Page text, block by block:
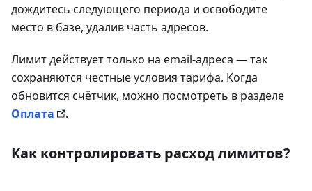
дождитесь следующего периода и освободите
место в базе, удалив часть адресов.
Лимит действует только на email-адреса — так
сохраняются честные условия тарифа. Когда
обновится счётчик, можно посмотреть в разделе
Оплата
.
Как контролировать расход лимитов?